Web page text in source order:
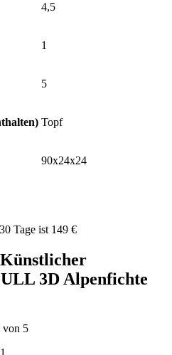
4,5
1
5
Topf
90x24x24
Tage ist 149 €
Künstlicher
3D Alpenfichte
von 5